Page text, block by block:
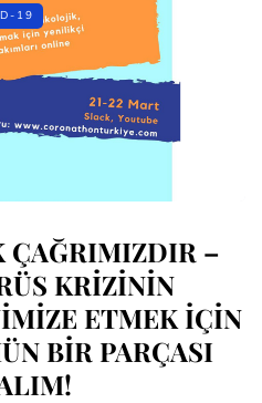
19
ÇAĞRIMIZDIR –
KRİZİNİN
ETMEK İÇİN
BİR PARÇASI